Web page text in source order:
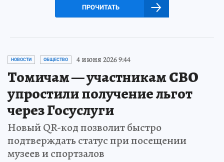
ПРОЧИТАТЬ
НОВОСТИ ОБЩЕСТВО 4 июня 2026 9:44
Томичам — участникам СВО
упростили получение льгот
через Госуслуги
Новый QR-код позволит быстро
подтверждать статус при посещении
музеев и спортзалов